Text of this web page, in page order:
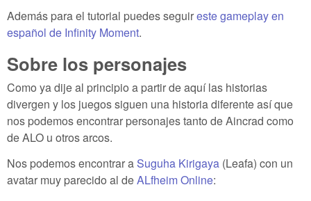
Además para el tutorial puedes seguireste gameplay en
español de Infinity Moment.
Sobre los personajes
Como ya dije al principio a partir de aquí las historias
divergen y los juegos siguen una historia diferente así que
nos podemos encontrar personajes tanto de Aincrad como
de ALO u otros arcos.
Nos podemos encontrar a Suguha Kirigaya (Leafa) con un
avatar muy parecido al deALfheim Online: